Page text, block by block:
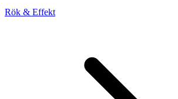
Rök & Effekt